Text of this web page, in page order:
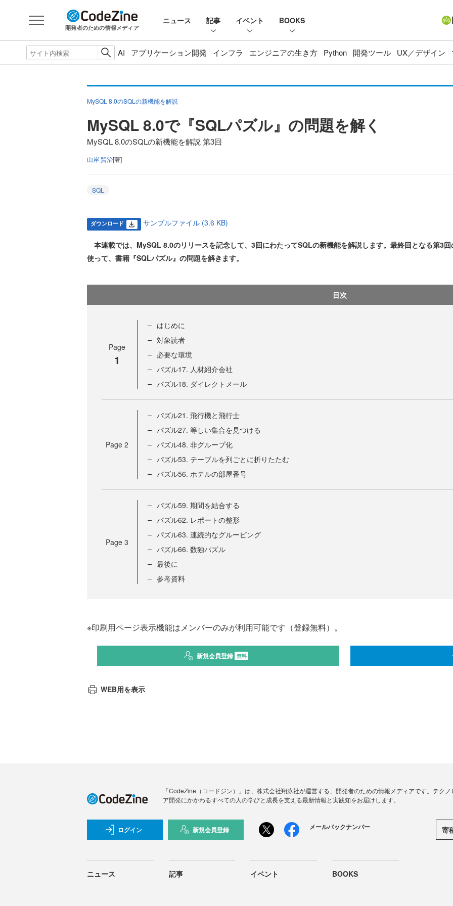
開発者のための情報メディア
ニュース 記事 イベント BOOKS
AI アプリケーション開発 インフラ エンジニアの生き方 Python 開発ツール UX／デザイン
MySQL 8.0のSQLの新機能を解説
MySQL 8.0で『SQLパズル』の問題を解く
MySQL 8.0のSQLの新機能を解説 第3回
山岸 賢治[著]
SQL
ダウンロード サンプルファイル (3.6 KB)
本連載では、MySQL 8.0のリリースを記念して、3回にわたってSQLの新機能を解説します。最終回となる第3
使って、書籍『SQLパズル』の問題を解きます。
目次
Page
1
はじめに
対象読者
必要な環境
パズル17. 人材紹介会社
パズル18. ダイレクトメール
Page 2
パズル21. 飛行機と飛行士
パズル27. 等しい集合を見つける
パズル48. 非グループ化
パズル53. テーブルを列ごとに折りたたむ
パズル56. ホテルの部屋番号
Page 3
パズル59. 期間を結合する
パズル62. レポートの整形
パズル63. 連続的なグルーピング
パズル66. 数独パズル
最後に
参考資料
※印刷用ページ表示機能はメンバーのみが利用可能です（登録無料）。
新規会員登録 無料
WEB用を表示
「CodeZine（コードジン）」は、株式会社翔泳社が運営する、開発者のための情報メディアです。テク
ア開発にかかわるすべての人の学びと成長を支える最新情報と実践知をお届けします。
ログイン 新規会員登録 メールバックナンバー 寄
ニュース 記事 イベント BOOKS